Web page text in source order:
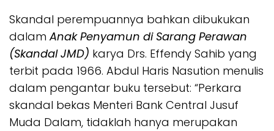
Skandal perempuannya bahkan dibukukan
dalamAnak Penyamun di Sarang Perawan
(Skandal JMD) karya Drs. Effendy Sahib yang
terbit pada 1966. Abdul Haris Nasution menulis
dalam pengantar buku tersebut: “Perkara
skandal bekas Menteri Bank Central Jusuf
Muda Dalam, tidaklah hanya merupakan